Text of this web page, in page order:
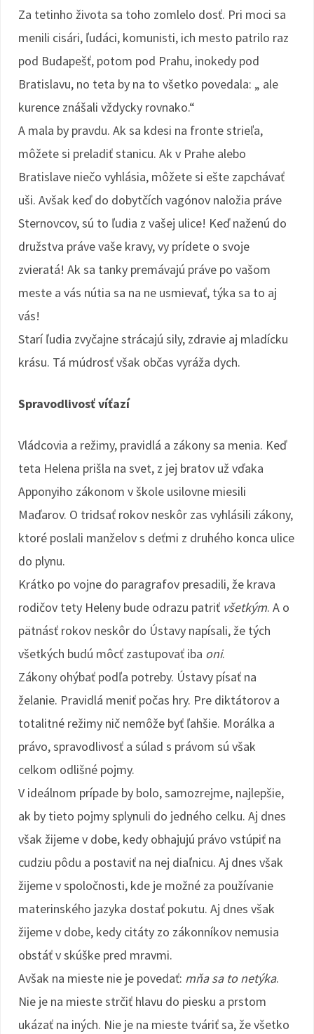
Za tetinho života sa toho zomlelo dosť. Pri moci sa
menili cisári, ľudáci, komunisti, ich mesto patrilo raz
pod Budapešť, potom pod Prahu, inokedy pod
Bratislavu, no teta by na to všetko povedala: „ ale
kurence znášali vždycky rovnako.“
A mala by pravdu. Ak sa kdesi na fronte strieľa,
môžete si preladiť stanicu. Ak v Prahe alebo
Bratislave niečo vyhlásia, môžete si ešte zapchávať
uši. Avšak keď do dobytčích vagónov naložia práve
Sternovcov, sú to ľudia z vašej ulice! Keď naženú do
družstva práve vaše kravy, vy prídete o svoje
zvieratá! Ak sa tanky premávajú práve po vašom
meste a vás nútia sa na ne usmievať, týka sa to aj
vás!
Starí ľudia zvyčajne strácajú sily, zdravie aj mladícku
krásu. Tá múdrosť však občas vyráža dych.
Spravodlivosť víťazí
Vládcovia a režimy, pravidlá a zákony sa menia. Keď
teta Helena prišla na svet, z jej bratov už vďaka
Apponyiho zákonom v škole usilovne miesili
Maďarov. O tridsať rokov neskôr zas vyhlásili zákony,
ktoré poslali manželov s deťmi z druhého konca ulice
do plynu.
Krátko po vojne do paragrafov presadili, že krava
rodičov tety Heleny bude odrazu patriť všetkým. A o
pätnásť rokov neskôr do Ústavy napísali, že tých
všetkých budú môcť zastupovať iba oni.
Zákony ohýbať podľa potreby. Ústavy písať na
želanie. Pravidlá meniť počas hry. Pre diktátorov a
totalitné režimy nič nemôže byť ľahšie. Morálka a
právo, spravodlivosť a súlad s právom sú však
celkom odlišné pojmy.
V ideálnom prípade by bolo, samozrejme, najlepšie,
ak by tieto pojmy splynuli do jedného celku. Aj dnes
však žijeme v dobe, kedy obhajujú právo vstúpiť na
cudziu pôdu a postaviť na nej diaľnicu. Aj dnes však
žijeme v spoločnosti, kde je možné za používanie
materinského jazyka dostať pokutu. Aj dnes však
žijeme v dobe, kedy citáty zo zákonníkov nemusia
obstáť v skúške pred mravmi.
Avšak na mieste nie je povedať: mňa sa to netýka.
Nie je na mieste strčiť hlavu do piesku a prstom
ukázať na iných. Nie je na mieste tváriť sa, že všetko